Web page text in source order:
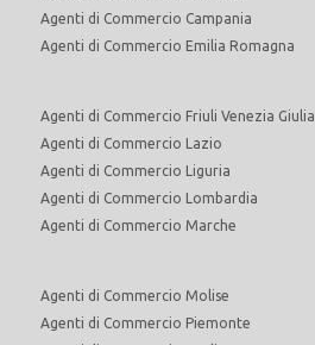
Agenti di Commercio Campania
Agenti di Commercio Emilia Romagna
Agenti di Commercio Friuli Venezia Giulia
Agenti di Commercio Lazio
Agenti di Commercio Liguria
Agenti di Commercio Lombardia
Agenti di Commercio Marche
Agenti di Commercio Molise
Agenti di Commercio Piemonte